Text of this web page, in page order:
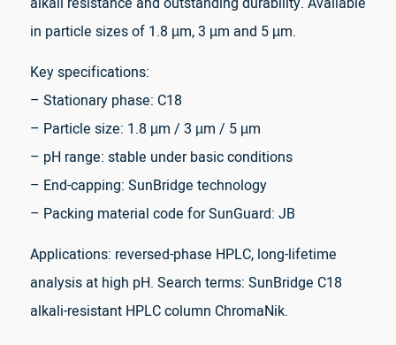
in particle sizes of 1.8 µm, 3 µm and 5 µm.
Key specifications:
– Stationary phase: C18
– Particle size: 1.8 µm / 3 µm / 5 µm
– pH range: stable under basic conditions
– End-capping: SunBridge technology
– Packing material code for SunGuard: JB
Applications: reversed-phase HPLC, long-lifetime
analysis at high pH. Search terms: SunBridge C18
alkali-resistant HPLC column ChromaNik.